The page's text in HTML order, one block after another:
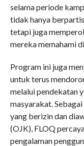
selama periode
tidak hanya
tetapi juga
mereka memahami
Program ini juga
untuk terus
melalui pendekatan
masyarakat.
yang berizin dan
(OJK), FLOQ
pengalaman